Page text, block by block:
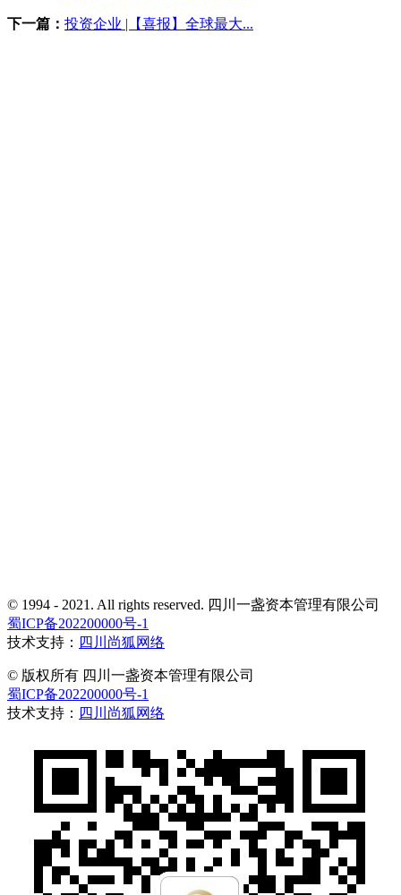
下一篇： 投资企业 |【喜报】全球最大...
© 1994 - 2021. All rights reserved. 四川一盏资本管理有限公司
蜀ICP备202200000号-1
技术支持： 四川尚狐网络
© 版权所有 四川一盏资本管理有限公司
蜀ICP备202200000号-1
技术支持： 四川尚狐网络